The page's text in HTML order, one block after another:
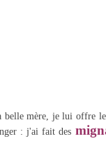
belle mère, je lui offre
: j'ai fait des